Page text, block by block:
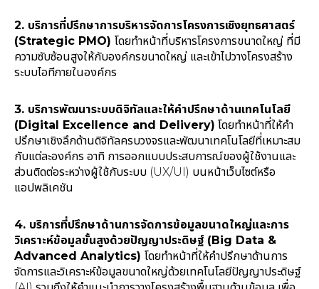
2. บริการที่ปรึกษาการบริหารจัดการโครงการเชิงยุทธศาสตร์
(Strategic PMO) โดยทำหน้าที่บริหารโครงการขนาดใหญ่ ที่มี
ความซับซ้อนสูงให้กับองค์กรขนาดใหญ่ และเข้าไปวางโครงสร้าง
ระบบไอทีภายในองค์กร
3. บริการพัฒนาระบบดิจิทัลและให้คำปรึกษาด้านเทคโนโลยี
(Digital Excellence and Delivery) โดยทำหน้าที่ให้คำ
ปรึกษาเชิงลึกด้านดิจิทัลครบวงจรและพัฒนาเทคโนโลยีที่เหมาะสม
กับแต่ละองค์กร อาทิ การออกแบบประสบการณ์ของผู้ใช้งานและ
ส่วนติดต่อระหว่างผู้ใช้กับระบบ (UX/UI) บนหน้าเว็บไซต์หรือ
แอปพลิเคชัน
4. บริการที่ปรึกษาด้านการจัดการข้อมูลขนาดใหญ่และการ
วิเคราะห์ข้อมูลขั้นสูงด้วยปัญญาประดิษฐ์ (Big Data &
Advanced Analytics) โดยทำหน้าที่ให้คำปรึกษาด้านการ
จัดการและวิเคราะห์ข้อมูลขนาดใหญ่ด้วยเทคโนโลยีปัญญาประดิษฐ์